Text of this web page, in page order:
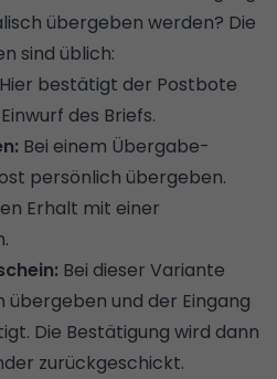
übergeben werden? Die
sind üblich:
Hier bestätigt der Postbote
des Briefs.
Bei einem Übergabe-
persönlich übergeben.
Erhalt mit einer
Bei dieser Variante
übergeben und der Eingang
Die Bestätigung wird dann
zurückgeschickt.